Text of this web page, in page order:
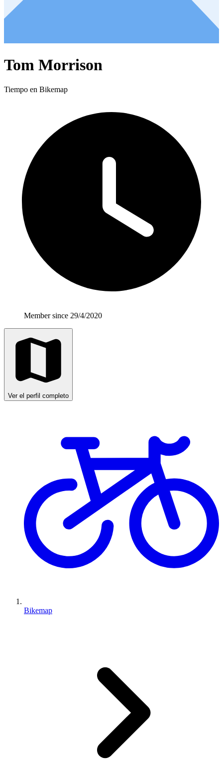
Tom Morrison
Tiempo en Bikemap
Member since 29/4/2020
Ver el perfil completo
Bikemap